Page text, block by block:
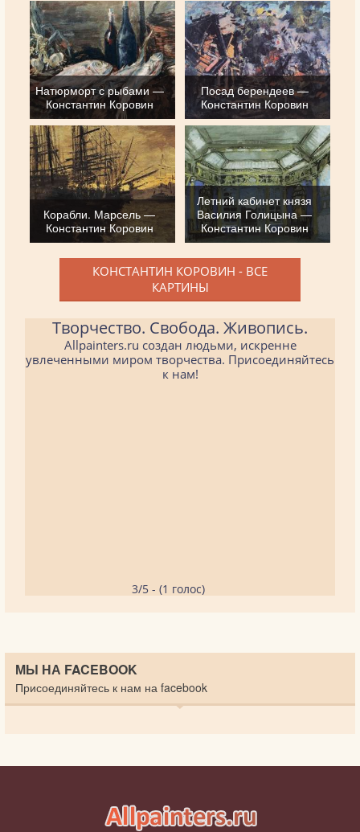
Натюрморт с рыбами —
Константин Коровин
Посад берендеев —
Константин Коровин
Корабли. Марсель —
Константин Коровин
Летний кабинет князя
Василия Голицына —
Константин Коровин
КОНСТАНТИН КОРОВИН - ВСЕ
КАРТИНЫ
Творчество. Свобода. Живопись.
Allpainters.ru создан людьми, искренне
увлеченными миром творчества. Присоединяйтесь
к нам!
3/5 - (1 голос)
МЫ НА FACEBOOK
Присоединяйтесь к нам на facebook